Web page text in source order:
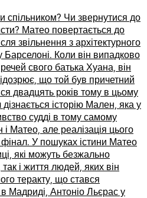
спільником? Чи звернутися до
Матео повертається до
звільнення з архітектурного
Коли він випадково
свого батька Хуана, він
що той був причетний
двадцять років тому в цьому
історію Мален, яка у
судді в тому самому
Матео, але реалізація цього
У пошуках істини Матео
які можуть безжально
і життя людей, яких він
теракту, що стався
в Мадриді, Антоніо Льєрас у